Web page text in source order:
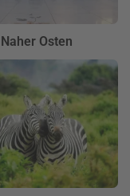
Naher Osten